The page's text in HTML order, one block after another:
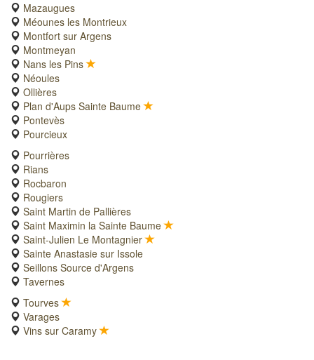
Mazaugues
Méounes les Montrieux
Montfort sur Argens
Montmeyan
Nans les Pins
Néoules
Ollières
Plan d'Aups Sainte Baume
Pontevès
Pourcieux
Pourrières
Rians
Rocbaron
Rougiers
Saint Martin de Pallières
Saint Maximin la Sainte Baume
Saint-Julien Le Montagnier
Sainte Anastasie sur Issole
Seillons Source d'Argens
Tavernes
Tourves
Varages
Vins sur Caramy